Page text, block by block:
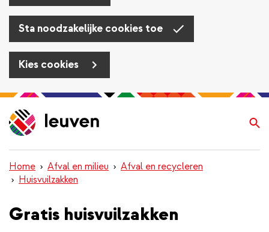
Sta noodzakelijke cookies toe
Kies cookies
Overslaan
en
naar
inhoud
gaan
Home Afval en milieu
Afval en recycleren
Huisvuilzakken
Gratis huisvuilzakken